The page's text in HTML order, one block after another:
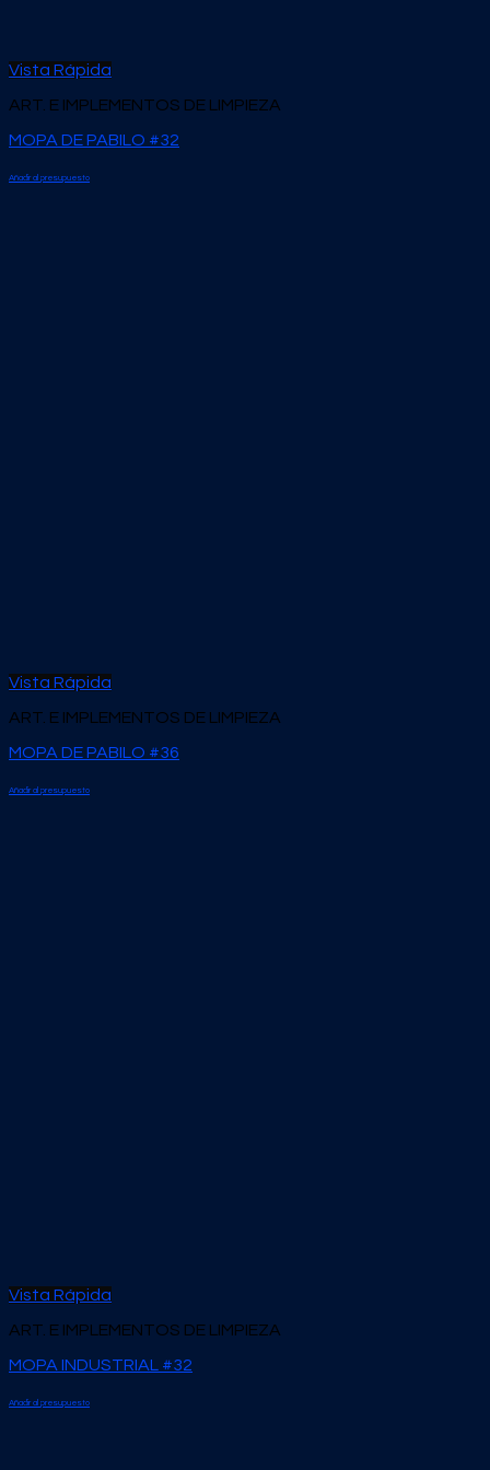
Vista Rápida
ART. E IMPLEMENTOS DE LIMPIEZA
MOPA DE PABILO #32
Añadir al presupuesto
Vista Rápida
ART. E IMPLEMENTOS DE LIMPIEZA
MOPA DE PABILO #36
Añadir al presupuesto
Vista Rápida
ART. E IMPLEMENTOS DE LIMPIEZA
MOPA INDUSTRIAL #32
Añadir al presupuesto